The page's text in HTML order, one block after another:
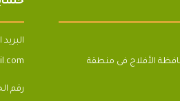
الأفلاج فى منطقة
البريد
رقم